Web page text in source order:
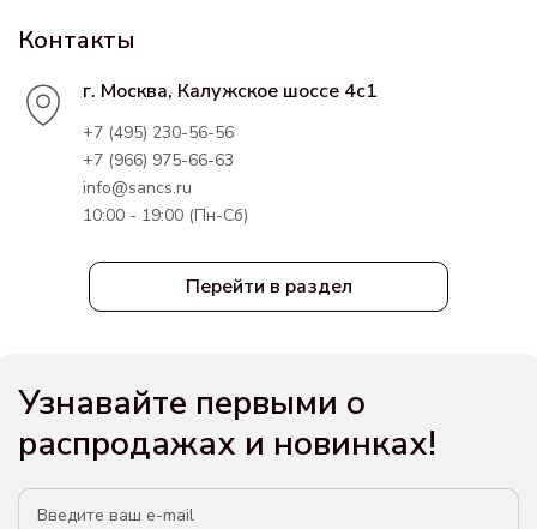
Перейти в раздел
Контакты
г. Москва, Калужское шоссе 4с1
+7 (495) 230-56-56
+7 (966) 975-66-63
info@sancs.ru
10:00 - 19:00 (Пн-Сб)
Узнавайте первыми о
распродажах и новинках!